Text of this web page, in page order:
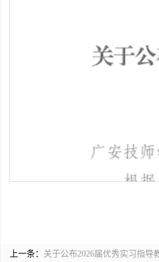
上一条： 关于公布2026届优秀实习指导